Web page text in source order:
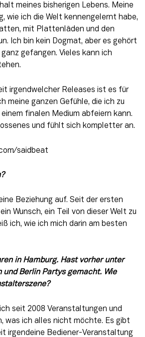
meines bisherigen Lebens. Meine
wie ich die Welt kennengelernt habe,
mit Plattenläden und den
Ich bin kein Dogmat, aber es gehört
gefangen. Vieles kann ich
irgendwelcher Releases ist es für
meine ganzen Gefühle, die ich zu
finalen Medium abfeiern kann.
und fühlt sich kompletter an.
saidbeat
Beziehung auf. Seit der ersten
Wunsch, ein Teil von dieser Welt zu
ich, wie ich mich darin am besten
in Hamburg. Hast vorher unter
und Berlin Partys gemacht. Wie
seit 2008 Veranstaltungen und
was ich alles nicht möchte. Es gibt
irgendeine Bediener-Veranstaltung